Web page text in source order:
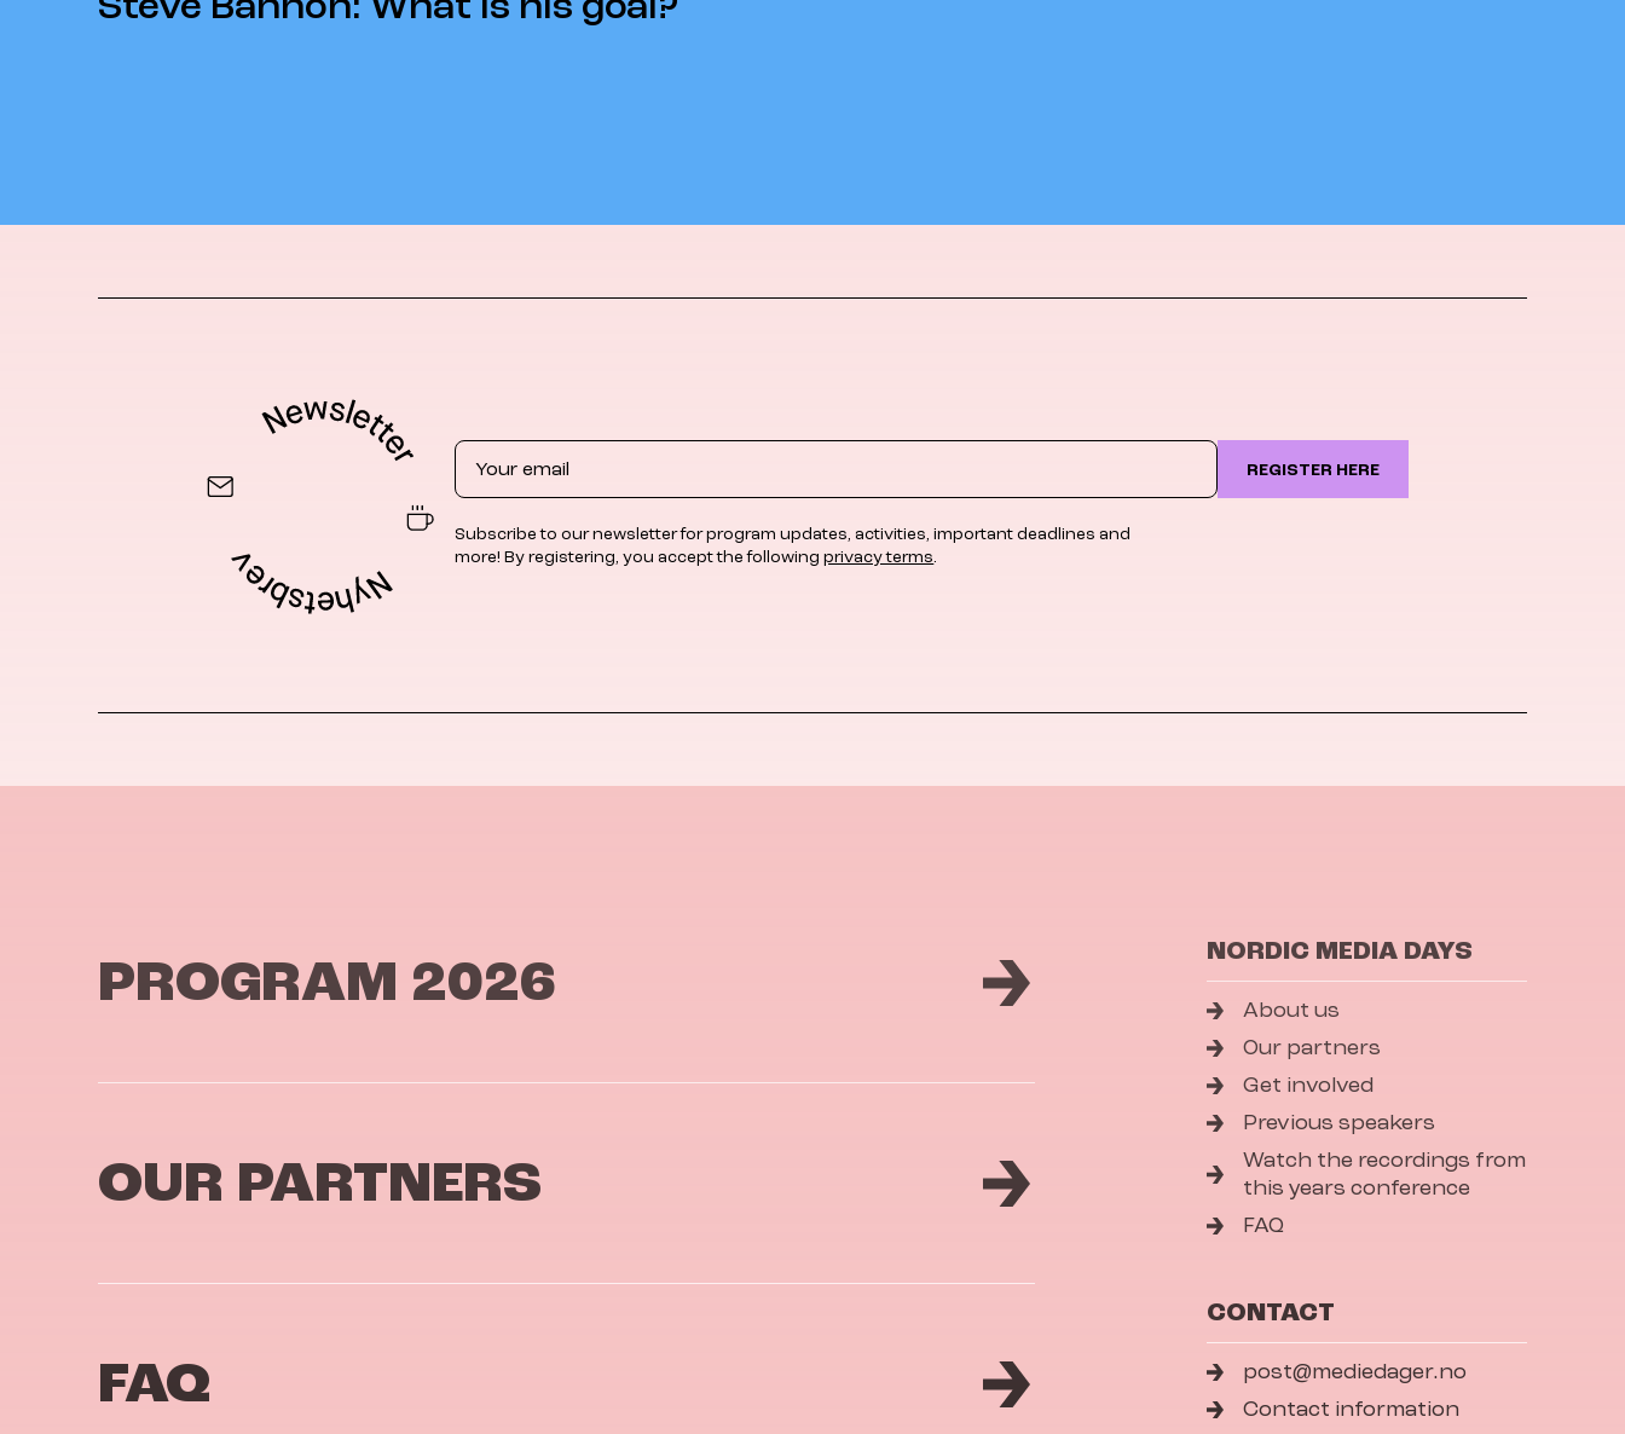
Email
REGISTER HERE
Subscribe to our newsletter for program updates, activities, important deadlines and
more! By registering, you accept the followingprivacy terms.
PROGRAM 2026
OUR PARTNERS
FAQ
NORDIC MEDIA DAYS
About us
Our partners
Get involved
Previous speakers
Watch the recordings from
this years conference
FAQ
CONTACT
post@mediedager.no
Contact information